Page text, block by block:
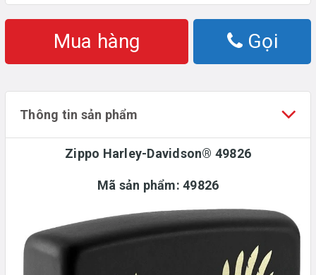
Mua hàng Gọi
Thông tin sản phẩm
Zippo Harley-Davidson® 49826
Mã sản phẩm: 49826